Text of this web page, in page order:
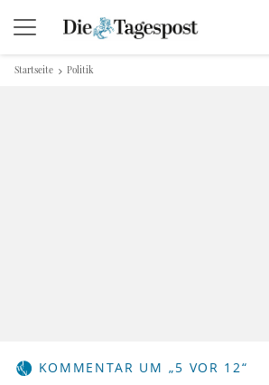
Startseite Politik
KOMMENTAR UM „5 VOR 12“